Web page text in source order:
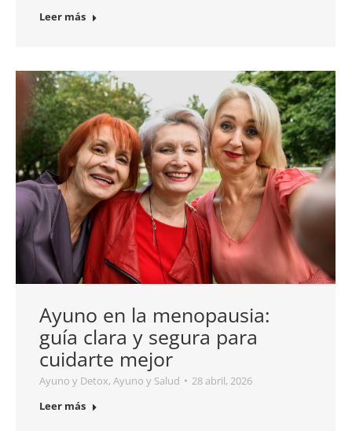
Leer más
Ayuno en la menopausia:
guía clara y segura para
cuidarte mejor
Ayuno y Detox, Ayuno y Salud
28 abril, 2026
Leer más